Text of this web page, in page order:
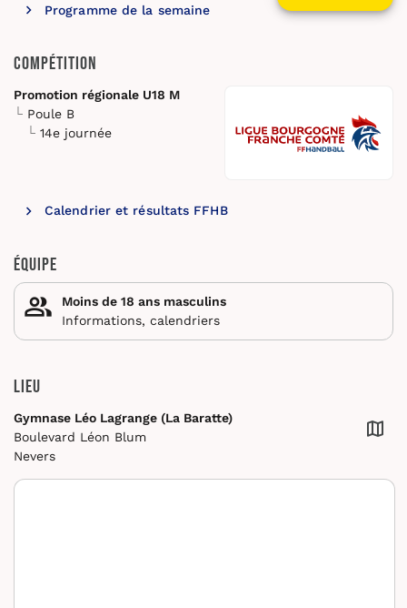
Programme de la semaine
Compétition
Promotion régionale U18 M
Poule B
14e journée
Calendrier et résultats FFHB
Équipe
Moins de 18 ans masculins
Informations, calendriers
Lieu
Gymnase Léo Lagrange (La Baratte)
Boulevard Léon Blum
Nevers